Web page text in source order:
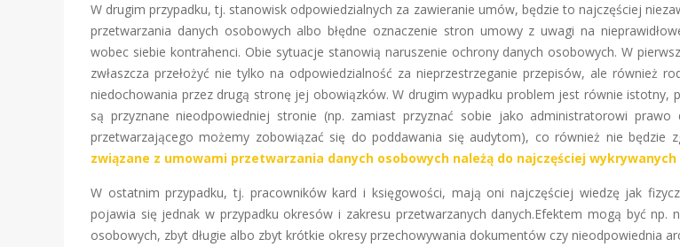
W drugim przypadku, tj. stanowisk odpowiedzialnych za zawieranie umów, będzie to najczęściej
przetwarzania danych osobowych albo błędne oznaczenie stron umowy z uwagi na
wobec siebie kontrahenci. Obie sytuacje stanowią naruszenie ochrony danych osobowych. W
zwłaszcza przełożyć nie tylko na odpowiedzialność za nieprzestrzeganie przepisów, ale również
niedochowania przez drugą stronę jej obowiązków. W drugim wypadku problem jest równie istotny,
są przyznane nieodpowiedniej stronie (np. zamiast przyznać sobie jako administratorowi
przetwarzającego możemy zobowiązać się do poddawania się audytom), co również nie będzie
związane z umowami przetwarzania danych osobowych należą do najczęściej
W ostatnim przypadku, tj. pracowników kard i księgowości, mają oni najczęściej wiedzę jak
pojawia się jednak w przypadku okresów i zakresu przetwarzanych danych.Efektem mogą być np.
osobowych, zbyt długie albo zbyt krótkie okresy przechowywania dokumentów czy nieodpowiednia